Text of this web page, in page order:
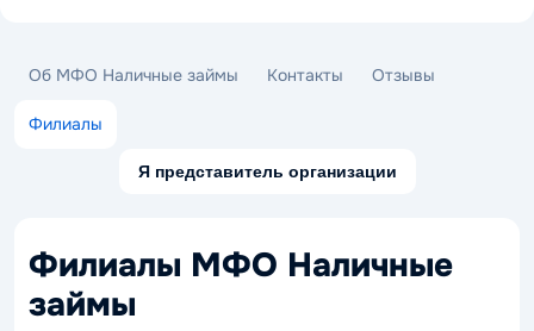
Об МФО Наличные займы Контакты Отзывы
Филиалы
Я представитель организации
Филиалы МФО Наличные
займы